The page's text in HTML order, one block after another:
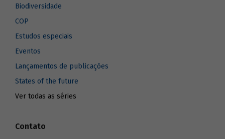
Biodiversidade
COP
Estudos especiais
Eventos
Lançamentos de publicações
States of the future
Ver todas as séries
Contato